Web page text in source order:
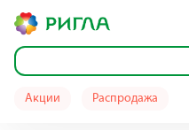
Акции Распродажа